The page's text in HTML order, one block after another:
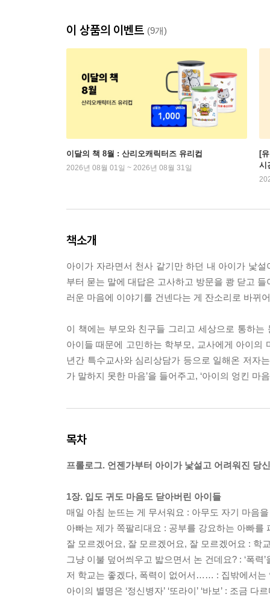
이 상품의 이벤트 (9개)
이달의 책 8월 : 산리오캐릭터즈 유리컵
2026년 08월 01일 ~ 2026년 08월 31일
[
시
책소개
아이가 자라면서 천사 같기만 하던 내 아이가 낯
부터 묻는 말에 대답은 고사하고 방문을 쾅 닫고
러운 마음에 이야기를 건넨다는 게 잔소리로 바뀌
이 책에는 부모와 친구들 그리고 세상으로 통하
아이들 때문에 고민하는 학부모, 교사에게 아이의
년간 특수교사와 심리상담가 등으로 일해온 저자
가 말하지 못한 마음’을 들어주고, ‘아이의 엉킨 마
목차
프롤로그. 언젠가부터 아이가 낯설고 어려워진 당
1장. 입도 귀도 마음도 닫아버린 아이들
매일 아침 눈뜨는 게 무서워요 : 아무도 자기 마음
아빠는 제가 쪽팔리대요 : 공부를 강요하는 아빠를
잘 모르겠어요, 잘 모르겠어요, 잘 모르겠어요 : 학
그냥 이불 덮어씌우고 밟으면서 논 건데요? : ‘폭력’
저 학교는 좋겠다, 폭력이 없어서…… : 집밖에서는
아이의 별명은 ‘정신병자’ ‘또라이’ ‘바보’ : 조금